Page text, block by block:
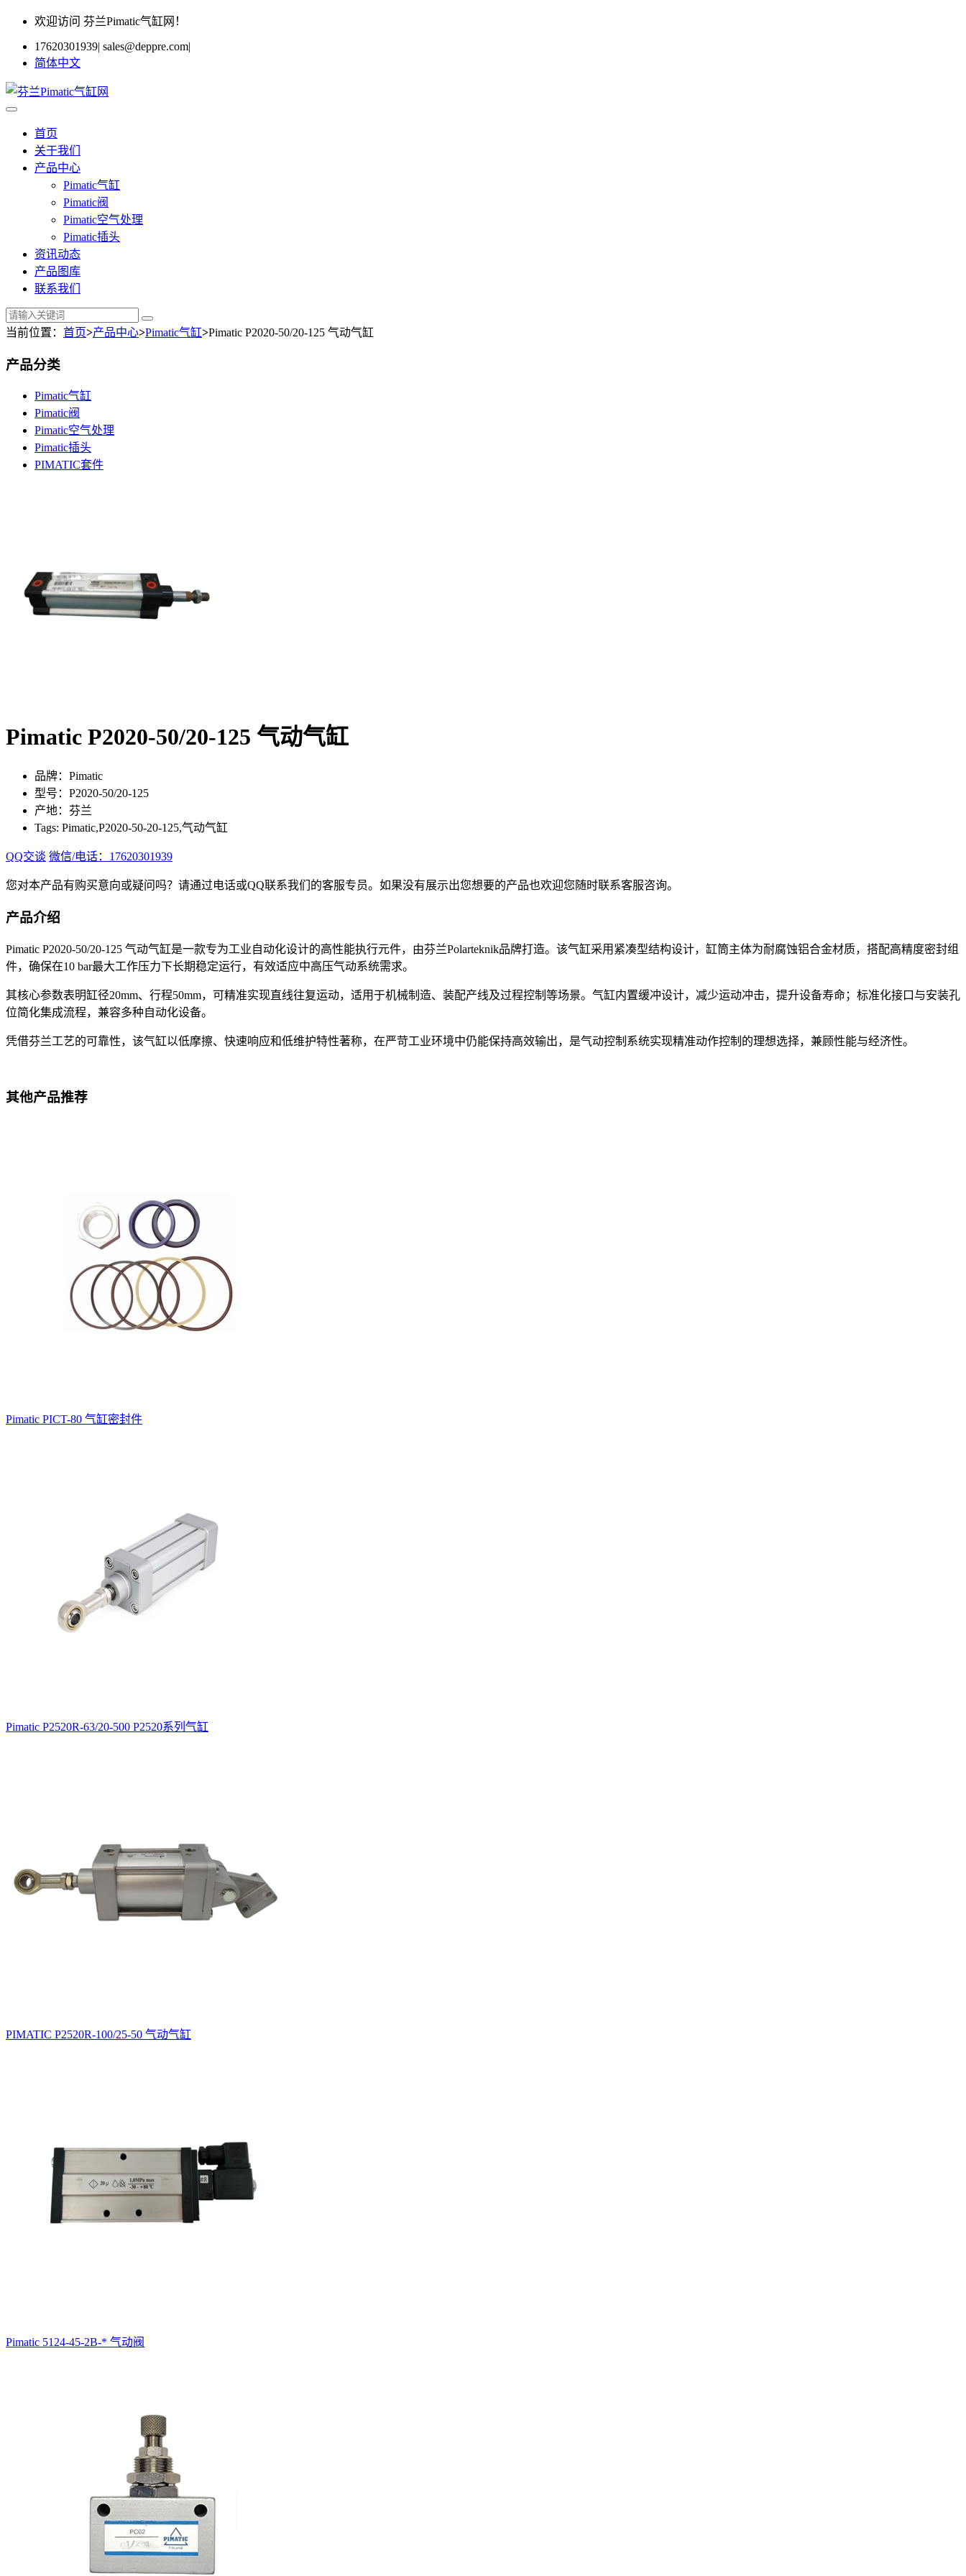
欢迎访问 芬兰Pimatic气缸网！
17620301939| sales@deppre.com|
简体中文
首页
关于我们
产品中心
Pimatic气缸
Pimatic阀
Pimatic空气处理
Pimatic插头
资讯动态
产品图库
联系我们
当前位置： 首页>产品中心>Pimatic气缸>Pimatic P2020-50/20-125 气动气缸
产品分类
Pimatic气缸
Pimatic阀
Pimatic空气处理
Pimatic插头
PIMATIC套件
Pimatic P2020-50/20-125 气动气缸
品牌：Pimatic
型号：P2020-50/20-125
产地：芬兰
Tags: Pimatic,P2020-50-20-125,气动气缸
QQ交谈 微信/电话：17620301939
您对本产品有购买意向或疑问吗？请通过电话或QQ联系我们的客服专员。如果没有展示出您想要的产品也欢迎您随时联系客服咨询。
产品介绍
Pimatic P2020-50/20-125 气动气缸是一款专为工业自动化设计的高性能执行元件，由芬兰Polarteknik品牌打造。该气缸采用紧凑型结构设计，缸筒主体为耐腐蚀铝合金材质，搭配高精度密封组
件，确保在10 bar最大工作压力下长期稳定运行，有效适应中高压气动系统需求。
其核心参数表明缸径20mm、行程50mm，可精准实现直线往复运动，适用于机械制造、装配产线及过程控制等场景。气缸内置缓冲设计，减少运动冲击，提升设备寿命；标准化接口与安装孔
位简化集成流程，兼容多种自动化设备。
凭借芬兰工艺的可靠性，该气缸以低摩擦、快速响应和低维护特性著称，在严苛工业环境中仍能保持高效输出，是气动控制系统实现精准动作控制的理想选择，兼顾性能与经济性。
其他产品推荐
Pimatic PICT-80 气缸密封件
Pimatic P2520R-63/20-500 P2520系列气缸
PIMATIC P2520R-100/25-50 气动气缸
Pimatic 5124-45-2B-* 气动阀